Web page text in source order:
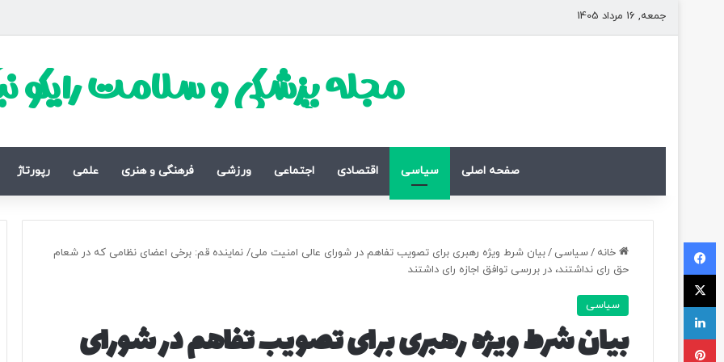
جمعه, 16 مرداد 1405
مجله پزشکی و سلامت رایکو
صفحه اصلی سیاسی اقتصادی اجتماعی ورزشی فرهنگی و هنری علمی رپورتاژ
خانه /سیاسی /بیان شرط ویژه رهبری برای تصویب تفاهم در شورای عالی امنیت ملی/ نماینده قم: برخی اعضای نظامی که در شعام
حق رای نداشتند، در بررسی توافق اجازه رای داشتند
سیاسی
بیان شرط ویژه رهبری برای تصویب تفاهم در شورای